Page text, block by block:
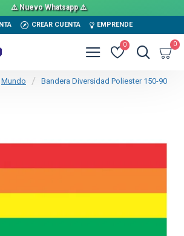
⚠️ Nuevo Whatsapp ⚠️
CREAR CUENTA EMPRENDE
0 0
Mundo Bandera Diversidad Poliester 150-90